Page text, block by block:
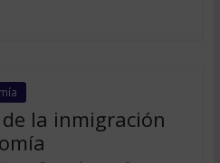
la inmigración